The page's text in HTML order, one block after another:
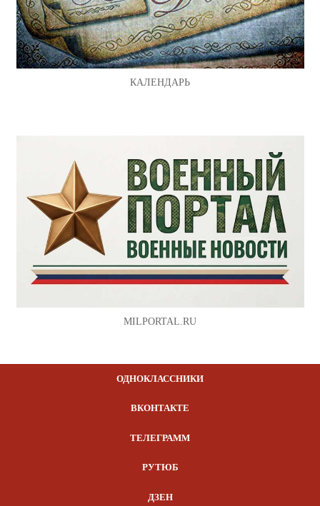
КАЛЕНДАРЬ
MILPORTAL.RU
ОДНОКЛАССНИКИ
ВКОНТАКТЕ
ТЕЛЕГРАММ
РУТЮБ
ДЗЕН